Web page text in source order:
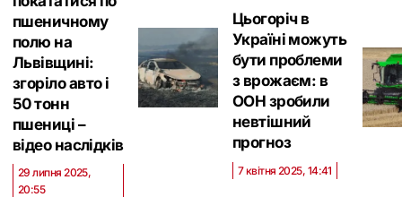
пшеничному
полю на
Львівщині:
згоріло авто і
50 тонн
пшениці –
відео наслідків
29 липня 2025,
20:55
Цьогоріч в
Україні можуть
бути проблеми
з врожаєм: в
ООН зробили
невтішний
прогноз
7 квітня 2025, 14:41